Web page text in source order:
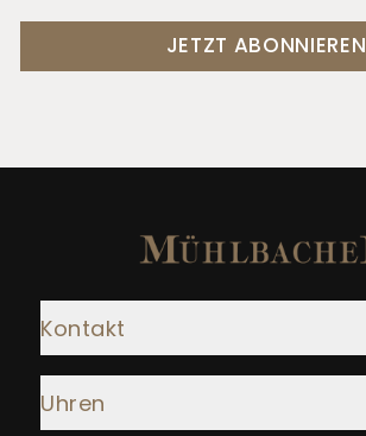
JETZT ABONNIEREN
Kontakt
Adresse:
Juwelier Mühlbacher
Uhren